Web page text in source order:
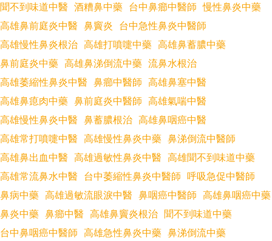
聞不到味道中醫 酒糟鼻中藥 台中鼻癤中醫師 慢性鼻炎中藥
高雄鼻前庭炎中醫 鼻竇炎
台中急性鼻炎中醫師
高雄慢性鼻炎根治 高雄打噴嚏中藥 高雄鼻蓄膿中藥
鼻前庭炎中藥 高雄鼻涕倒流中藥 流鼻水根治
高雄萎縮性鼻炎中醫 鼻癤中醫師 高雄鼻塞中醫
高雄鼻瘜肉中藥 鼻前庭炎中醫師 高雄氣喘中醫
高雄慢性鼻炎中醫 鼻蓄膿根治 高雄鼻咽癌中醫
高雄常打噴嚏中醫 高雄慢性鼻炎中藥 鼻涕倒流中醫師
高雄鼻出血中醫 高雄過敏性鼻炎中醫 高雄聞不到味道中藥
高雄常流鼻水中醫 台中萎縮性鼻炎中醫師 呼吸急促中醫師
鼻病中藥 高雄過敏流眼淚中醫 鼻咽癌中醫師 高雄鼻咽癌中藥
鼻炎中藥 鼻癤中醫 高雄鼻竇炎根治 聞不到味道中藥
台中鼻咽癌中醫師 高雄急性鼻炎中藥 鼻涕倒流中藥